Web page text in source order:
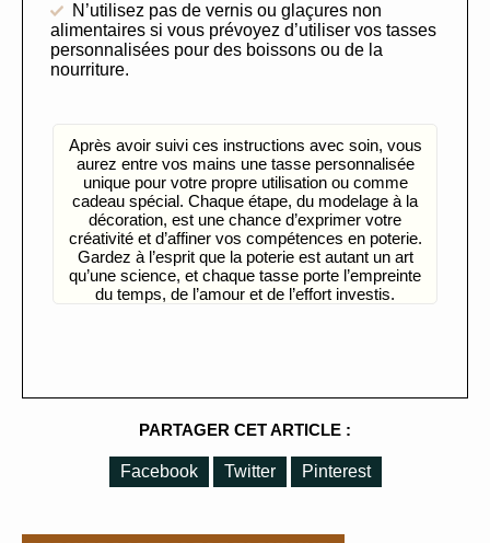
N’utilisez pas de vernis ou glaçures non
alimentaires si vous prévoyez d’utiliser vos tasses
personnalisées pour des boissons ou de la
nourriture.
Après avoir suivi ces instructions avec soin, vous
aurez entre vos mains une tasse personnalisée
unique pour votre propre utilisation ou comme
cadeau spécial. Chaque étape, du modelage à la
décoration, est une chance d’exprimer votre
créativité et d’affiner vos compétences en poterie.
Gardez à l’esprit que la poterie est autant un art
qu’une science, et chaque tasse porte l’empreinte
du temps, de l’amour et de l’effort investis.
PARTAGER CET ARTICLE :
Facebook Twitter Pinterest